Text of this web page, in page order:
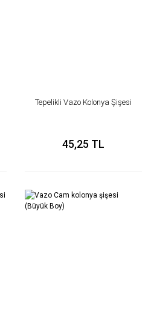
Tepelikli Vazo Kolonya Şişesi
45,25 TL